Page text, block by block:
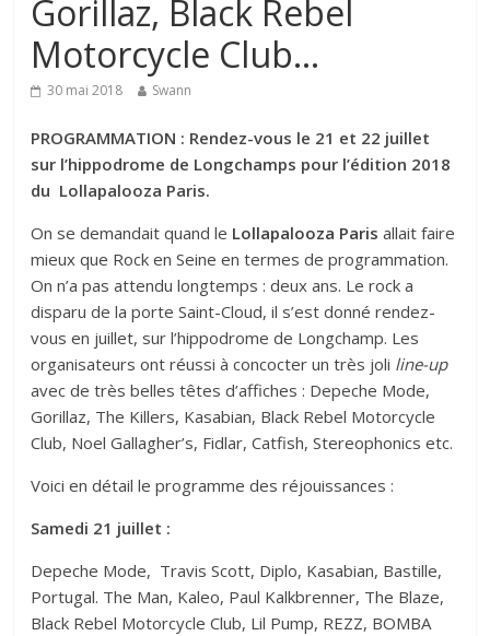
Gorillaz, Black Rebel
Motorcycle Club…
30 mai 2018 Swann
PROGRAMMATION : Rendez-vous le 21 et 22 juillet
sur l’hippodrome de Longchamps pour l’édition 2018
du Lollapalooza Paris.
On se demandait quand le Lollapalooza Paris allait faire
mieux que Rock en Seine en termes de programmation.
On n’a pas attendu longtemps : deux ans. Le rock a
disparu de la porte Saint-Cloud, il s’est donné rendez-
vous en juillet, sur l’hippodrome de Longchamp. Les
organisateurs ont réussi à concocter un très joli line-up
avec de très belles têtes d’affiches : Depeche Mode,
Gorillaz, The Killers, Kasabian, Black Rebel Motorcycle
Club, Noel Gallagher’s, Fidlar, Catfish, Stereophonics etc.
Voici en détail le programme des réjouissances :
Samedi 21 juillet :
Depeche Mode, Travis Scott, Diplo, Kasabian, Bastille,
Portugal. The Man, Kaleo, Paul Kalkbrenner, The Blaze,
Black Rebel Motorcycle Club, Lil Pump, REZZ, BOMBA